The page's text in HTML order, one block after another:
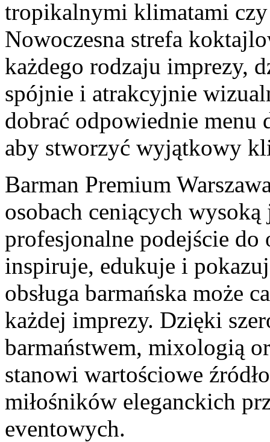
tropikalnymi klimatami
Nowoczesna strefa
każdego rodzaju imprezy,
spójnie i atrakcyjnie
dobrać odpowiednie menu
aby stworzyć wyjątkowy
Barman Premium
osobach ceniących
profesjonalne podejście
inspiruje, edukuje i
obsługa barmańska może
każdej imprezy. Dzięki
barmaństwem, mixologią
stanowi wartościowe
miłośników eleganckich
eventowych.